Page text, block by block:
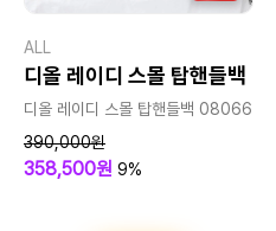
ALL
디올 레이디 스몰 탑핸들백
디올 레이디 스몰 탑핸들백 08066
390,000원
358,500원 9%